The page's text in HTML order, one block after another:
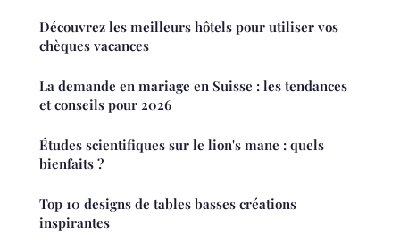
Découvrez les meilleurs hôtels pour utiliser vos
chèques vacances
La demande en mariage en Suisse : les tendances
et conseils pour 2026
Études scientifiques sur le lion's mane : quels
bienfaits ?
Top 10 designs de tables basses créations
inspirantes